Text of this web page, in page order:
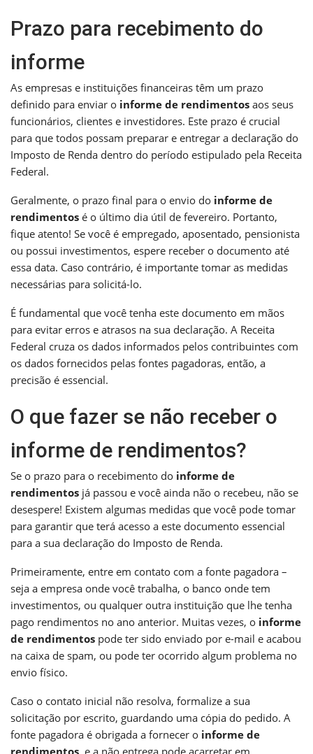
Prazo para recebimento do
informe
As empresas e instituições financeiras têm um prazo
definido para enviar o informe de rendimentos aos seus
funcionários, clientes e investidores. Este prazo é crucial
para que todos possam preparar e entregar a declaração do
Imposto de Renda dentro do período estipulado pela Receita
Federal.
Geralmente, o prazo final para o envio do informe de
rendimentos é o último dia útil de fevereiro. Portanto,
fique atento! Se você é empregado, aposentado, pensionista
ou possui investimentos, espere receber o documento até
essa data. Caso contrário, é importante tomar as medidas
necessárias para solicitá-lo.
É fundamental que você tenha este documento em mãos
para evitar erros e atrasos na sua declaração. A Receita
Federal cruza os dados informados pelos contribuintes com
os dados fornecidos pelas fontes pagadoras, então, a
precisão é essencial.
O que fazer se não receber o
informe de rendimentos?
Se o prazo para o recebimento do informe de
rendimentos já passou e você ainda não o recebeu, não se
desespere! Existem algumas medidas que você pode tomar
para garantir que terá acesso a este documento essencial
para a sua declaração do Imposto de Renda.
Primeiramente, entre em contato com a fonte pagadora –
seja a empresa onde você trabalha, o banco onde tem
investimentos, ou qualquer outra instituição que lhe tenha
pago rendimentos no ano anterior. Muitas vezes, o informe
de rendimentos pode ter sido enviado por e-mail e acabou
na caixa de spam, ou pode ter ocorrido algum problema no
envio físico.
Caso o contato inicial não resolva, formalize a sua
solicitação por escrito, guardando uma cópia do pedido. A
fonte pagadora é obrigada a fornecer o informe de